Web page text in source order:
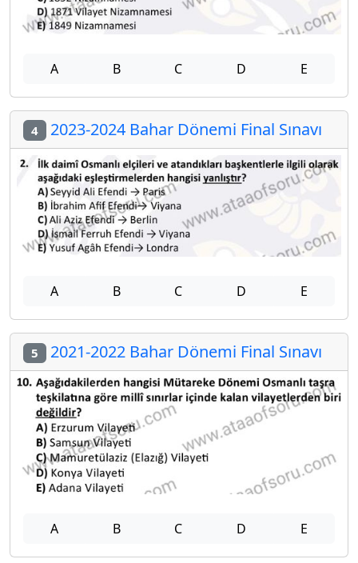
A B C D E
4 2023-2024 Bahar Dönemi Final Sınavı
A B C D E
5 2021-2022 Bahar Dönemi Final Sınavı
A B C D E